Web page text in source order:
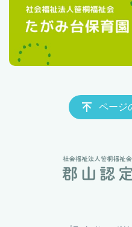
ページ